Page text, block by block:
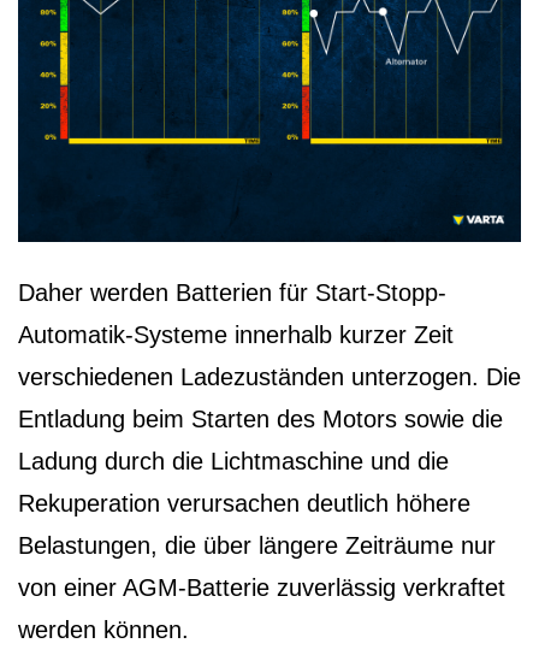
Daher werden Batterien für Start-Stopp-
Automatik-Systeme innerhalb kurzer Zeit
verschiedenen Ladezuständen unterzogen. Die
Entladung beim Starten des Motors sowie die
Ladung durch die Lichtmaschine und die
Rekuperation verursachen deutlich höhere
Belastungen, die über längere Zeiträume nur
von einer AGM-Batterie zuverlässig verkraftet
werden können.